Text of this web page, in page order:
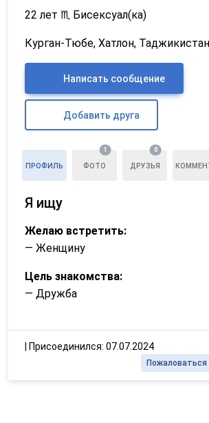
22 лет ♏ Бисексуал(ка)
Курган-Тюбе, Хатлон,
Написать сообщение
Добавить друга
ПРОФИЛЬ ФОТО
1
ДРУЗЬЯ
0
Я ищу
Желаю встретить:
— Женщину
Цель знакомства:
— Дружба
Присоединился: 07.07.2024
Пожаловаться